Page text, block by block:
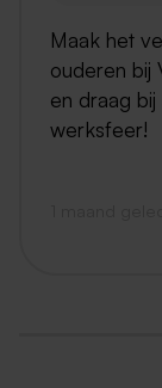
Maak het
ouderen bij
en draag
werksfeer!